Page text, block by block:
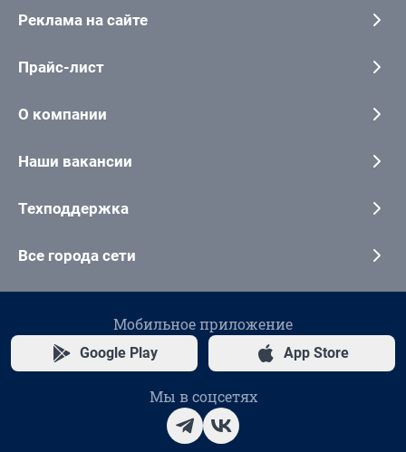
Реклама на сайте
Прайс-лист
О компании
Наши вакансии
Техподдержка
Все города сети
Мобильное приложение
Google Play App Store
Мы в соцсетях